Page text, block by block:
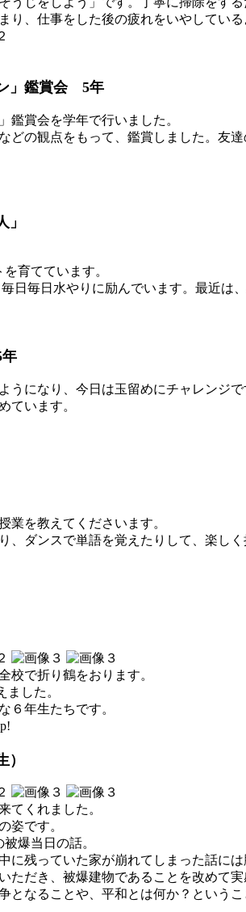
り、仕事をした後の疲れをいやしている
」鑑賞会 5年
賞会を学年で行いました。
の観点をもって、鑑賞しました。友
育てています。
日毎日水やりに励んでいます。最近は
になり、今日は玉留めにチャレンジで
ています。
を教えてくださいます。
ダンスで単語を覚えたりして、楽しく
校で折り鶴をおります。
ました。
６年生たちです。
てくれました。
姿です。
爆当日の話。
に残っていた家が崩れてしまった話には
ただき、被爆建物であることを改めて実
となることや、平和とは何か？というこ